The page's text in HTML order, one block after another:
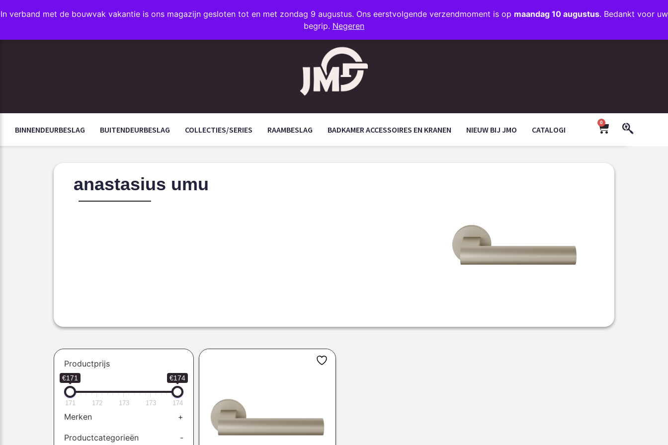
In verband met de bouwvak vakantie is ons magazijn gesloten tot en met zondag 9 augustus. Ons eerstvolgende verzendmoment is op maandag 10 augustus. Bedankt voor uw
begrip. Negeren
INFO@JMODESIGN.NL
+31 (0)35 203 1663
FAVORIETEN
BINNENDEURBESLAG BUITENDEURBESLAG COLLECTIES/SERIES RAAMBESLAG BADKAMER ACCESSOIRES EN KRANEN NIEUW BIJ JMO CATALOGI
0
anastasius umu
Productprijs
€171 €174
171 172 173 173 174
Merken +
Productcategorieën
-